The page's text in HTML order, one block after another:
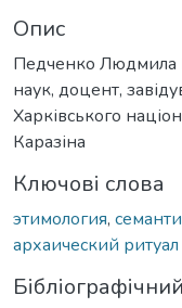
Опис
Педченко Людмила
наук, доцент,
Харківського
Каразіна
Ключові слова
этимология,
архаический ритуал